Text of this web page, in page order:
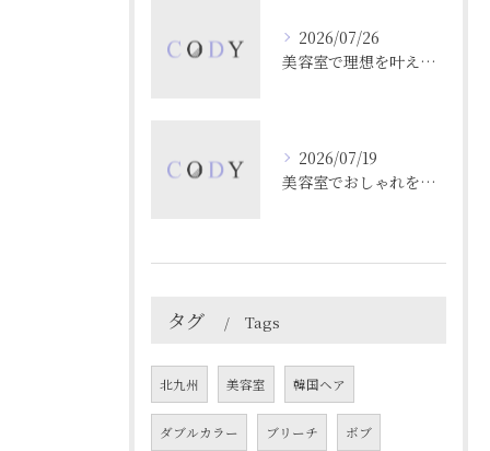
2026/07/26
美容室で理想を叶える北九州市のスタイリング剤選びと活用ガイド
2026/07/19
美容室でおしゃれを叶える理想のヘアスタイルと上手な選び方徹底解説
タグ Tags
北九州 美容室 韓国ヘア
ダブルカラー ブリーチ ボブ